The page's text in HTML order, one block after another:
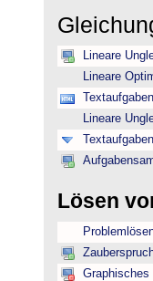
Lineare
Lineare
Lineare
Lösen
Graphisches